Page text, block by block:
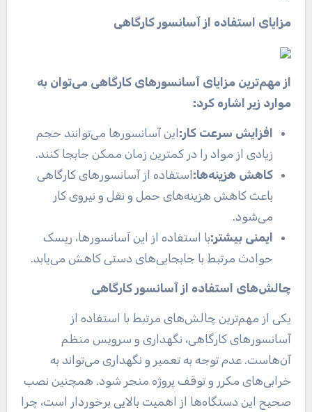
مزایای استفاده از آسانسور کارگاهی
از مهم‌ترین مزایای آسانسورهای کارگاهی می‌توان به
موارد زیر اشاره کرد:
افزایش سرعت کار:این آسانسورها می‌توانند حجم
زیادی از مواد را در کمترین زمان ممکن جابجا کنند.
کاهش هزینه‌ها:استفاده از آسانسورهای کارگاهی
باعث کاهش هزینه‌های حمل و نقل و نیروی کار
می‌شود.
ایمنی بیشتر:با استفاده از این آسانسورها، ریسک
حوادث مرتبط با جابجایی‌های دستی کاهش می‌یابد.
چالش‌های استفاده از آسانسور کارگاهی
یکی از مهم‌ترین چالش‌های مرتبط با استفاده از
آسانسورهای کارگاهی، نگهداری و سرویس منظم
آن‌هاست. عدم توجه به تعمیر و نگهداری می‌تواند به
خرابی‌های مکرر و توقف پروژه منجر شود. همچنین نصب
صحیح این دستگاه‌ها از اهمیت بالایی برخوردار است، چرا